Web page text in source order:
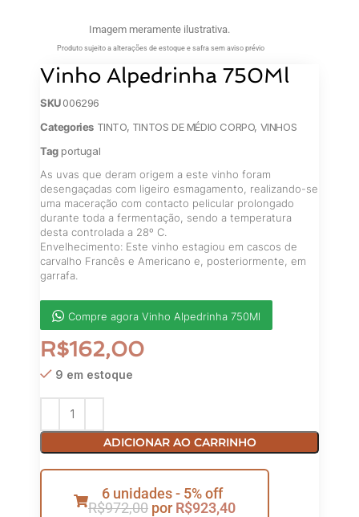
Imagem meramente ilustrativa.
Produto sujeito a alterações de estoque e safra sem aviso prévio
Vinho Alpedrinha 750Ml
SKU006296
Categories TINTO, TINTOS DE MÉDIO CORPO, VINHOS
Tag portugal
As uvas que deram origem a este vinho foram
desengaçadas com ligeiro esmagamento, realizando-se
uma maceração com contacto pelicular prolongado
durante toda a fermentação, sendo a temperatura
desta controlada a 28º C.
Envelhecimento: Este vinho estagiou em cascos de
carvalho Francês e Americano e, posteriormente, em
garrafa.
Compre agora Vinho Alpedrinha 750Ml
R$162,00
9 em estoque
ADICIONAR AO CARRINHO
6 unidades - 5% off
R$972,00 por R$923,40